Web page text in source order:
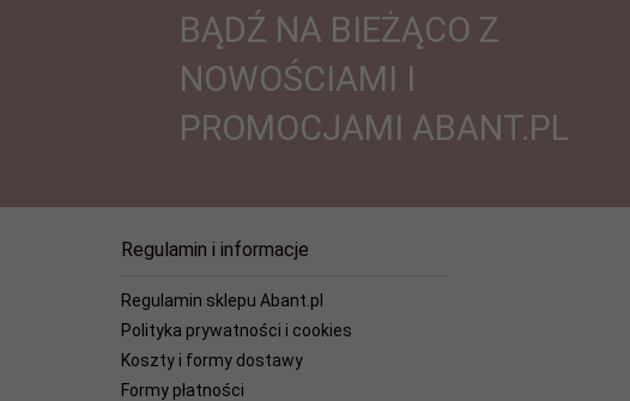
BĄDŹ NA BIEŻĄCO Z
NOWOŚCIAMI I
PROMOCJAMI ABANT.PL
Regulamin i informacje
Regulamin sklepu Abant.pl
Polityka prywatności i cookies
Koszty i formy dostawy
Formy płatności